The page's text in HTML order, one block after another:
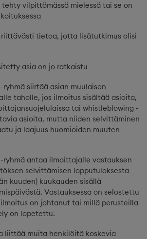
vilpittömässä mielessä tai se on
tietoa, jotta lisätutkimus olisi
asia on jo ratkaistu
siirtää asian muulaisen
taholle, jos ilmoitus sisältää asioita,
tai whistleblowing -
asioita, mutta niiden selvittäminen
ja laajuus huomioiden muuten
ryhmä antaa ilmoittajalle vastauksen
selvittämisen lopputuloksesta
kuuden) kuukauden sisällä
Vastauksessa on selostettu
on johtanut tai millä perusteilla
on lopetettu.
liittää muita henkilöitä koskevia